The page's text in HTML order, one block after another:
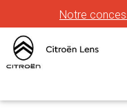
Notre
Concessions